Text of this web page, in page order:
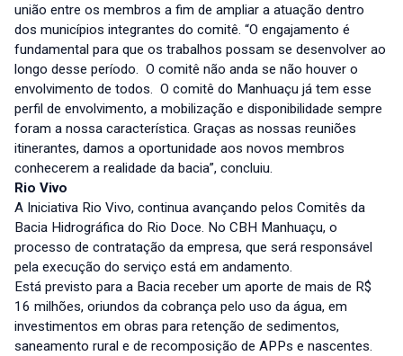
união entre os membros a fim de ampliar a atuação dentro
dos municípios integrantes do comitê. “O engajamento é
fundamental para que os trabalhos possam se desenvolver ao
longo desse período. O comitê não anda se não houver o
envolvimento de todos. O comitê do Manhuaçu já tem esse
perfil de envolvimento, a mobilização e disponibilidade sempre
foram a nossa característica. Graças as nossas reuniões
itinerantes, damos a oportunidade aos novos membros
conhecerem a realidade da bacia”, concluiu.
Rio Vivo
A Iniciativa Rio Vivo, continua avançando pelos Comitês da
Bacia Hidrográfica do Rio Doce. No CBH Manhuaçu, o
processo de contratação da empresa, que será responsável
pela execução do serviço está em andamento.
Está previsto para a Bacia receber um aporte de mais de R$
16 milhões, oriundos da cobrança pelo uso da água, em
investimentos em obras para retenção de sedimentos,
saneamento rural e de recomposição de APPs e nascentes.